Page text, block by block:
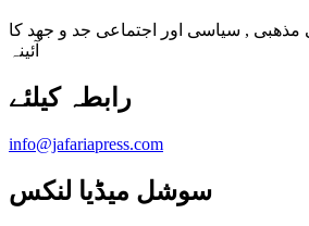
مذهبی , سیاسی اور اجتماعی جد و جهد کا
آئینہ
info@jafariapress.com​
سوشل میڈیا لنکس